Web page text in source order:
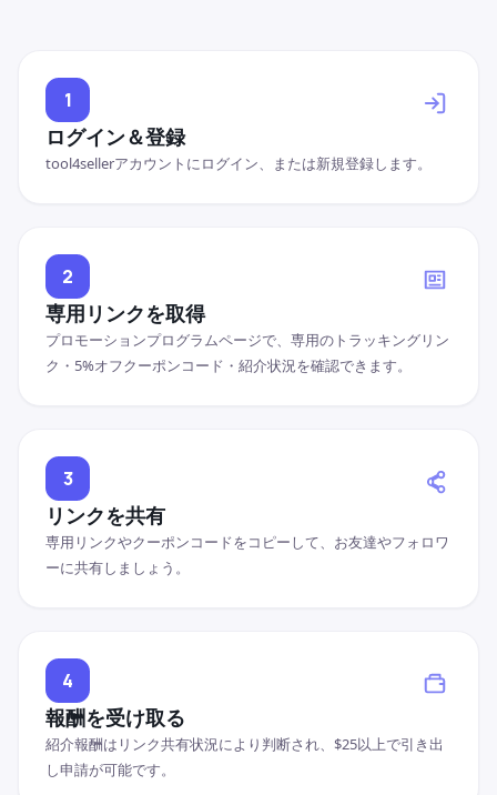
1
ログイン＆登録
tool4sellerアカウントにログイン、または新規登録します。
2
専用リンクを取得
プロモーションプログラムページで、専用のトラッキングリン
ク・5%オフクーポンコード・紹介状況を確認できます。
3
リンクを共有
専用リンクやクーポンコードをコピーして、お友達やフォロワ
ーに共有しましょう。
4
報酬を受け取る
紹介報酬はリンク共有状況により判断され、$25以上で引き出
し申請が可能です。